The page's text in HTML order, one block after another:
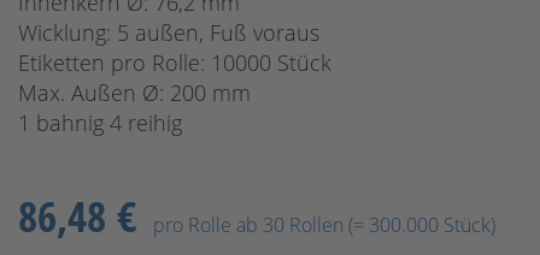
Wicklung: 5 außen, Fuß voraus
Etiketten pro Rolle: 10000 Stück
Max. Außen Ø: 200 mm
1 bahnig 4 reihig
86,48 € pro Rolle ab 30 Rollen (= 300.000 Stück)